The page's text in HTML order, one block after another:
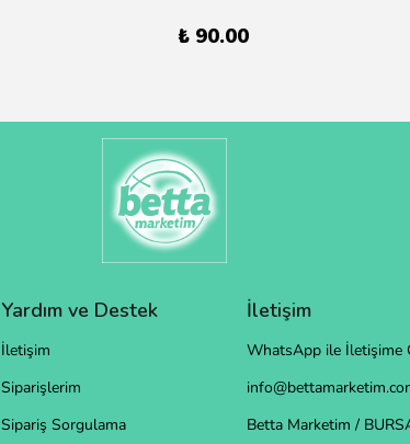
₺ 90.00
Yardım ve Destek
İletişim
Siparişlerim
Sipariş Sorgulama
İletişim
WhatsApp ile İletişime
Betta Marketim /